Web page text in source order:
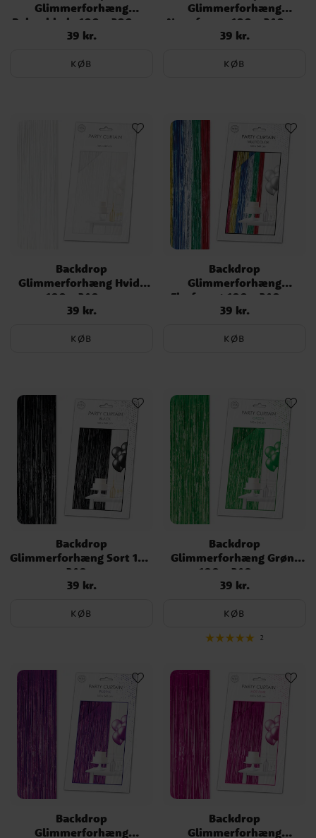
Glimmerforhæng
Palmeblade 100 x 200 cm
Pris: 39 kr.
39 kr.
KØB
Glimmerforhæng
Neonfarver 100 x 240 cm
Pris: 39 kr.
39 kr.
KØB
Backdrop
Glimmerforhæng Hvidt
100 x 240 cm
Pris: 39 kr.
39 kr.
KØB
Backdrop
Glimmerforhæng
Flerfarvet 100 x 240 cm
Pris: 39 kr.
39 kr.
KØB
Backdrop
Glimmerforhæng Sort 100
x 240 cm
Pris: 39 kr.
39 kr.
KØB
Backdrop
Glimmerforhæng Grønt
100 x 240 cm
Pris: 39 kr.
39 kr.
KØB
2
Backdrop
Glimmerforhæng
Backdrop
Glimmerforhæng